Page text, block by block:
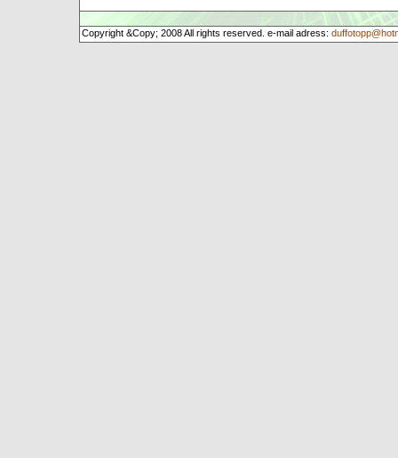
Copyright &Copy; 2008 All rights reserved. e-mail adress: